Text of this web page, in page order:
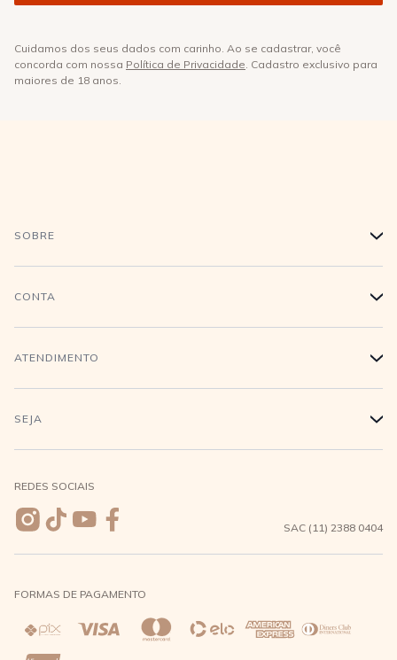
Cuidamos dos seus dados com carinho. Ao se cadastrar, você
concorda com nossa Política de Privacidade. Cadastro exclusivo para
maiores de 18 anos.
SOBRE +
História
Conecte-se
CONTA +
Login
Meus pedidos
Wishlist
ATENDIMENTO +
Compra Segura
Entrega e Frete
Trocas e Devoluções
Direito de Arrependimento
Política de Privacidade
SEJA +
REDES SOCIAIS
SAC (11) 2388 0404
FORMAS DE PAGAMENTO